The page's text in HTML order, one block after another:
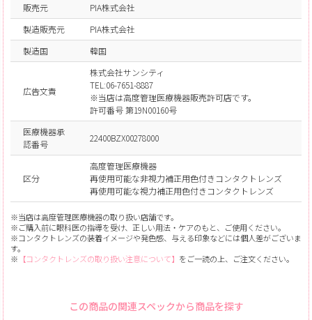
販売元
PIA株式会社
製造販売元
PIA株式会社
製造国
韓国
広告文責
株式会社サンシティ
TEL:06-7651-8887
※当店は高度管理医療機器販売許可店です。
許可番号 第19N00160号
医療機器承
認番号
22400BZX00278000
区分
高度管理医療機器
再使用可能な非視力補正用色付きコンタクトレンズ
再使用可能な視力補正用色付きコンタクトレンズ
※当店は高度管理医療機器の取り扱い店舗です。
※ご購入前に眼科医の指導を受け、正しい用法・ケアのもと、ご使用ください。
※コンタクトレンズの装着イメージや発色感、与える印象などには個人差がございま
す。
※ 【コンタクトレンズの取り扱い注意について】 をご一読の上、ご注文ください。
この商品の関連スペックから商品を探す